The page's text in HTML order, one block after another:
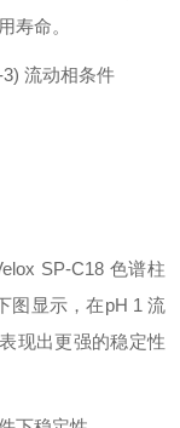
寿命。
流动相条件
SP-C18 色谱柱
图显示，在pH 1 流
现出更强的稳定性